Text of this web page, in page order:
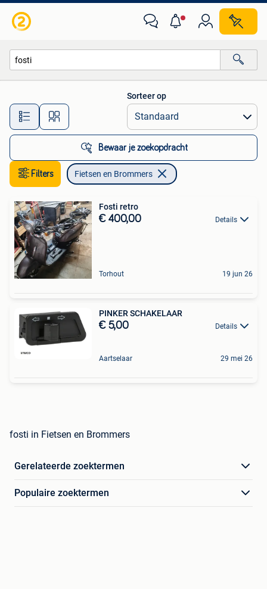
Alle afstanden…
Sorteer op
Bewaar je zoekopdracht
Filters Fietsen en Brommers
Fosti retro
€ 400,00 Details
Torhout 19 jun 26
PINKER SCHAKELAAR
€ 5,00 Details
Aartselaar 29 mei 26
fosti in Fietsen en Brommers
Gerelateerde zoektermen
Populaire zoektermen